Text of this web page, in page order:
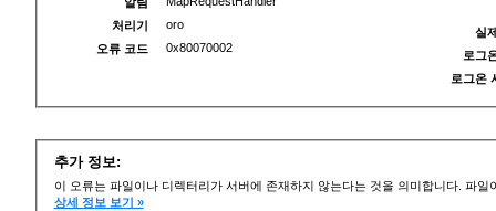
처리기
oro
오류 코드
0x80070002
실
로그
로그온
추가 정보:
이 오류는 파일이나 디렉터리가 서버에 존재하지 않는다는 것을 의미합니다. 파
상세 정보 보기 »